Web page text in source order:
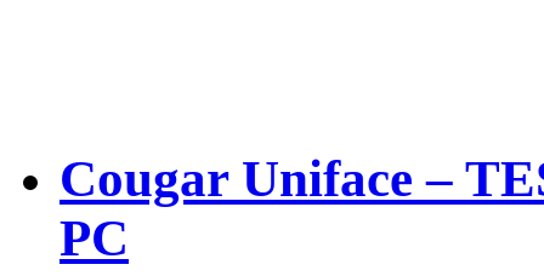
Cougar Uniface –
PC